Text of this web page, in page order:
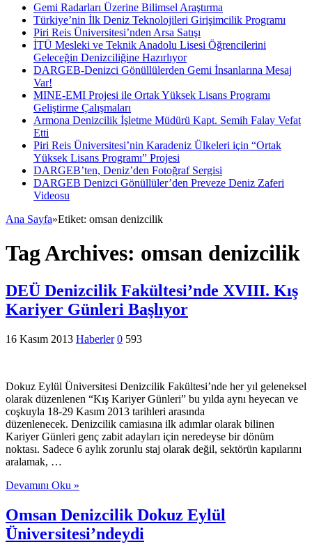
Gemi Radarları Üzerine Bilimsel Araştırma
Türkiye’nin İlk Deniz Teknolojileri Girişimcilik Programı
Piri Reis Üniversitesi’nden Arsa Satışı
İTÜ Mesleki ve Teknik Anadolu Lisesi Öğrencilerini
Geleceğin Denizciliğine Hazırlıyor
DARGEB-Denizci Gönüllülerden Gemi İnsanlarına Mesaj
Var!
MINE-EMI Projesi ile Ortak Yüksek Lisans Programı
Geliştirme Çalışmaları
Armona Denizcilik İşletme Müdürü Kapt. Semih Falay Vefat
Etti
Piri Reis Üniversitesi’nin Karadeniz Ülkeleri için “Ortak
Yüksek Lisans Programı” Projesi
DARGEB’ten, Deniz’den Fotoğraf Sergisi
DARGEB Denizci Gönüllüler’den Preveze Deniz Zaferi
Videosu
Ana Sayfa»Etiket: omsan denizcilik
Tag Archives: omsan denizcilik
DEÜ Denizcilik Fakültesi’nde XVIII. Kış
Kariyer Günleri Başlıyor
16 Kasım 2013 Haberler 0 593
Dokuz Eylül Üniversitesi Denizcilik Fakültesi’nde her yıl geleneksel
olarak düzenlenen “Kış Kariyer Günleri” bu yılda aynı heyecan ve
coşkuyla 18-29 Kasım 2013 tarihleri arasında
düzenlenecek. Denizcilik camiasına ilk adımlar olarak bilinen
Kariyer Günleri genç zabit adayları için neredeyse bir dönüm
noktası. Sadece 6 aylık zorunlu staj olarak değil, sektörün kapılarını
aralamak, …
Devamını Oku »
Omsan Denizcilik Dokuz Eylül
Üniversitesi’ndeydi